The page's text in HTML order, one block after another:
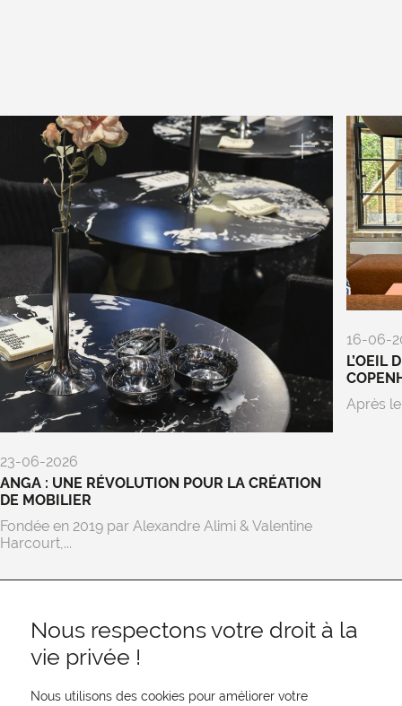
23-06-2026
ANGA : UNE RÉVOLUTION POUR LA CRÉATION
DE MOBILIER
Fondée en 2019 par Alexandre Alimi & Valentine
Harcourt,...
16-06-
L’OEIL
Après
Nous respectons votre droit à la
vie privée !
Nous utilisons des cookies pour améliorer votre